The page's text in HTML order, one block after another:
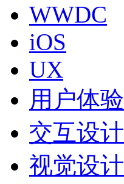
WWDC
iOS
UX
用户体验
交互设计
视觉设计